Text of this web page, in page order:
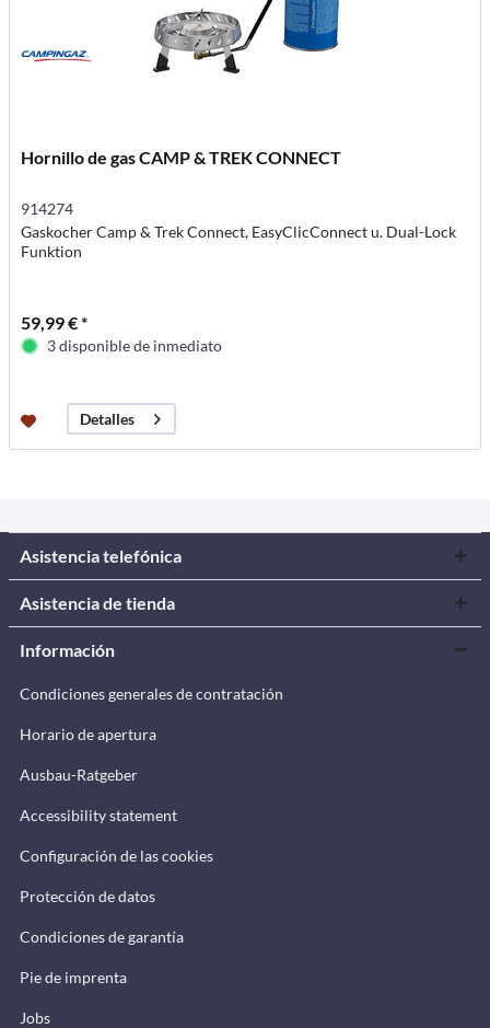
Hornillo de gas CAMP & TREK CONNECT
914274
Gaskocher Camp & Trek Connect, EasyClicConnect u. Dual-Lock
Funktion
59,99 € *
3 disponible de inmediato
Detalles
Asistencia telefónica
Asistencia de tienda
Información
Condiciones generales de contratación
Horario de apertura
Ausbau-Ratgeber
Accessibility statement
Configuración de las cookies
Protección de datos
Condiciones de garantía
Pie de imprenta
Jobs